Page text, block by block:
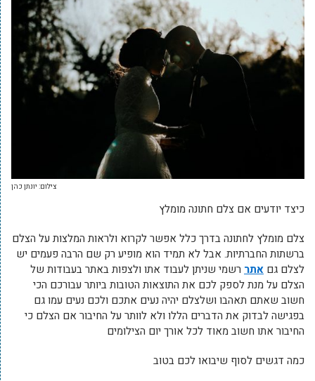
צילום: יונתן כהן
כיצד יודעים אם צלם חתונה מומלץ
צלם מומלץ לחתונה בדרך כלל אפשר לקרוא ולראות המלצות על הצלם
ברשתות החברתיות. אבל לא תמיד הוא מופיע רק שם הרבה פעמים יש
לצלם גם אתר רשמי שניתן לעבוד אתו ולצפות באתר בעבודות של
הצלם על מנת לספק לכם את התוצאות הטובות ביותר עבורכם הכי
חשוב שאתם תאהבו ושלצלם יהיה נעים אתכם ולכם נעים עמו גם
בפגישה לבדוק את הדברים הללו ולא לוותר על החיבור אם הצלם כי
החיבור אתו חשוב מאוד לכל אורך יום הצילומים
כמה דגשים לסוף שיבואו לכם בטוב